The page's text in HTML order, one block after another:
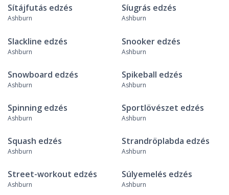
Sítájfutás edzés
Ashburn
Síugrás edzés
Ashburn
Slackline edzés
Ashburn
Snooker edzés
Ashburn
Snowboard edzés
Ashburn
Spikeball edzés
Ashburn
Spinning edzés
Ashburn
Sportlövészet edzés
Ashburn
Squash edzés
Ashburn
Strandröplabda edzés
Ashburn
Street-workout edzés
Ashburn
Súlyemelés edzés
Ashburn